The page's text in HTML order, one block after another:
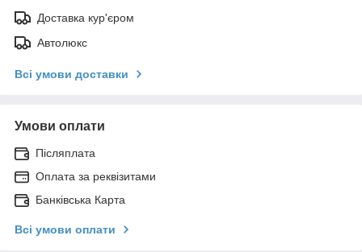
Доставка кур'єром
Автолюкс
Всі умови доставки
Умови оплати
Післяплата
Оплата за реквізитами
Банківська Карта
Всі умови оплати